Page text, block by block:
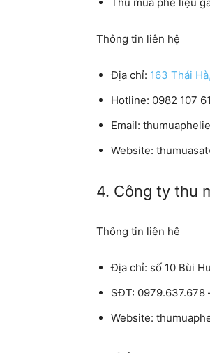
Thông tin liên hệ
Địa chỉ: 163 Thái
Hotline: 0982 107
Email:
Website:
4. Công ty thu
Thông tin liên hê
Địa chỉ: số 10 Bùi
SĐT: 0979.637.678
Website: